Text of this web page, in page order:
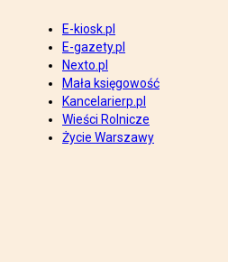
E-kiosk.pl
E-gazety.pl
Nexto.pl
Mała księgowość
Kancelarierp.pl
Wieści Rolnicze
Życie Warszawy